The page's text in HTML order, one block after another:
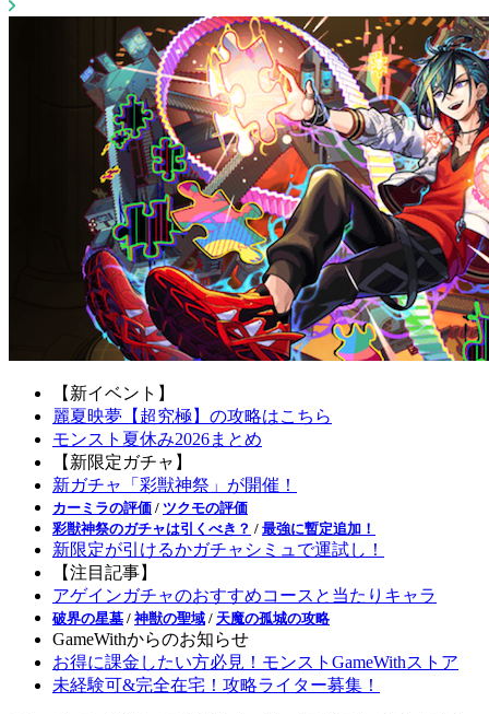
【新イベント】
麗夏映夢【超究極】の攻略はこちら
モンスト夏休み2026まとめ
【新限定ガチャ】
新ガチャ「彩獣神祭」が開催！
カーミラの評価 / ツクモの評価
彩獣神祭のガチャは引くべき？ / 最強に暫定追加！
新限定が引けるかガチャシミュで運試し！
【注目記事】
アゲインガチャのおすすめコースと当たりキャラ
破界の星墓 / 神獣の聖域 / 天魔の孤城の攻略
GameWithからのお知らせ
お得に課金したい方必見！モンストGameWithストア
未経験可&完全在宅！攻略ライター募集！